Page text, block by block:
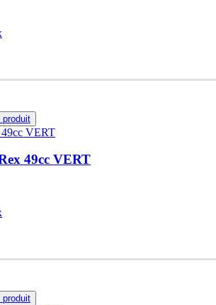
produit
49cc VERT
produit